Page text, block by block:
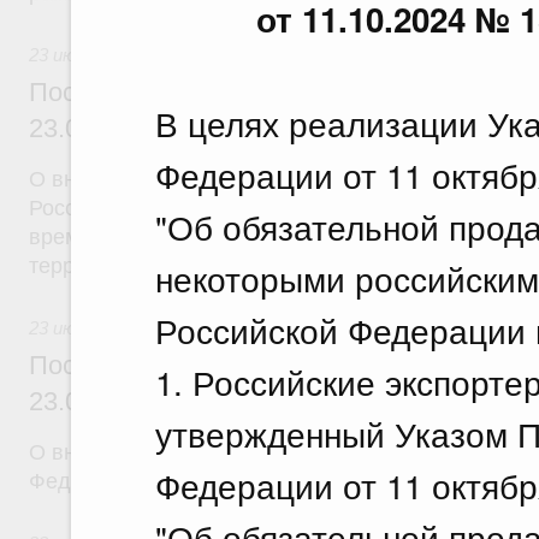
от 11.10.2024 №
В целях реализации
Федерации от 11
"Об обязательной
некоторыми
Российской Федерации
1. Российские
утвержденный Указом
Федерации от 11
Постановление Правительства
23.07.2026 г. № 926
О внесении на ратификацию Соглашения между
временной трудовой деятельности граждан
Постановление Правительства
23.07.2026 г. № 928
О внесении изменений в постановление
Федерации от 20 июля 2011 г. № 590